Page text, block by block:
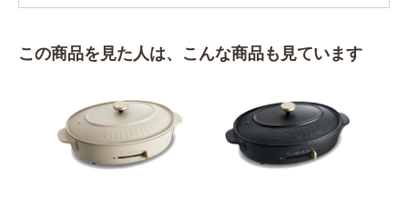
この商品を見た人は、こんな商品も見ています